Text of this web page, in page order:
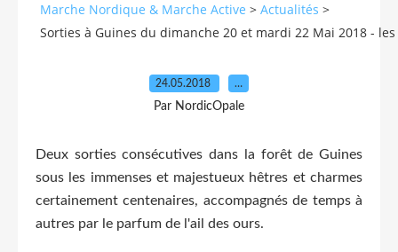
Marche Nordique & Marche Active > Actualités >
Sorties à Guines du dimanche 20 et mardi 22 Mai 2018 -
24.05.2018 …
Par NordicOpale
Deux sorties consécutives dans la forêt de Guines
sous les immenses et majestueux hêtres et charmes
certainement centenaires, accompagnés de temps à
autres par le parfum de l'ail des ours.